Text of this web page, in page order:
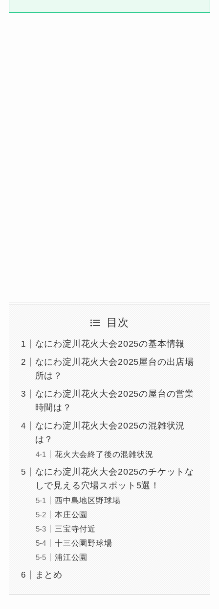
目次
なにわ淀川花火大会2025の基本情報
なにわ淀川花火大会2025屋台の出店場
所は？
なにわ淀川花火大会2025の屋台の営業
時間は？
なにわ淀川花火大会2025の混雑状況
は？
花火大会終了後の混雑状況
なにわ淀川花火大会2025のチケットな
しで見える穴場スポット5選！
西中島地区野球場
本庄公園
三宝寺付近
十三公園野球場
浦江公園
まとめ